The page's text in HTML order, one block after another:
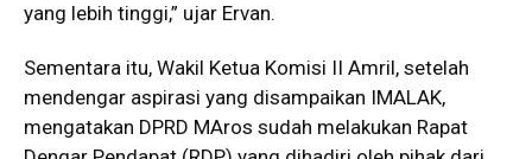
yang lebih tinggi,” ujar Ervan.
Sementara itu, Wakil Ketua Komisi II Amril, setelah
mendengar aspirasi yang disampaikan IMALAK,
mengatakan DPRD MAros sudah melakukan Rapat